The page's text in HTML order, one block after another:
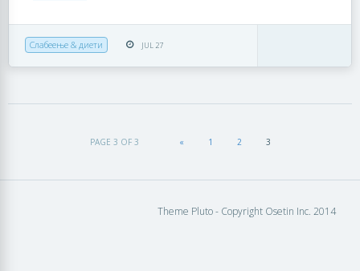
Слабеење & диети JUL 27
PAGE 3 OF 3 « 1 2 3
Theme Pluto - Copyright Osetin Inc. 2014